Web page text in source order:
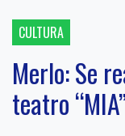
CULTURA
Merlo: Se
teatro